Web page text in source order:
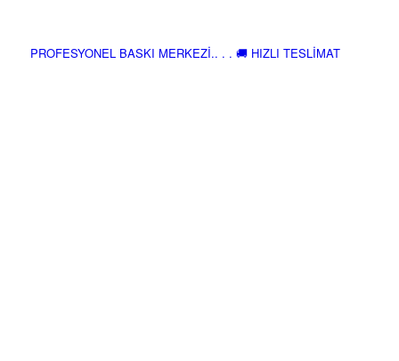
PROFESYONEL BASKI MERKEZİ.. . . 🚚 HIZLI TESLİMAT